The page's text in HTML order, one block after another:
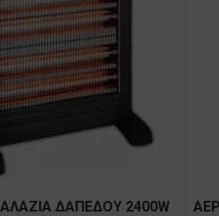
ΔΑΠΕΔΟΥ 2400W